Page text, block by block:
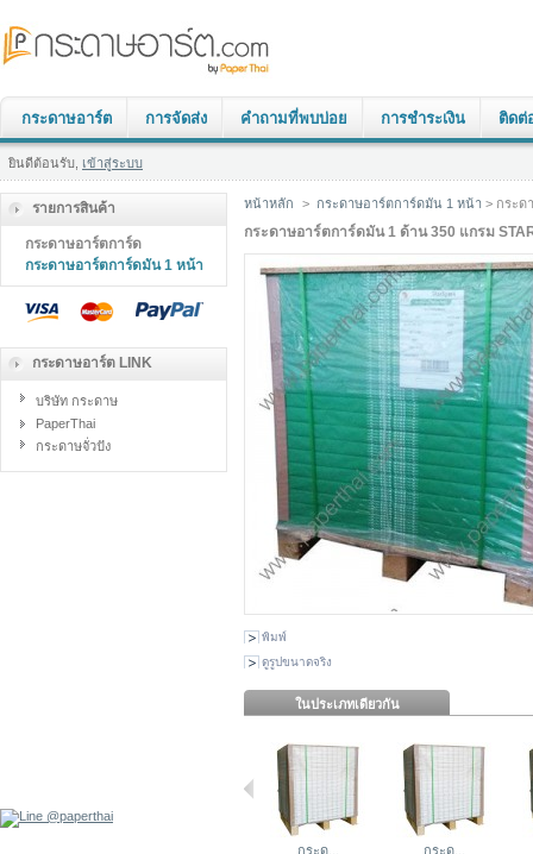
กระดาษอาร์ต การจัดส่ง คำถามที่พบบ่อย การชำระเงิน ติดต่
ยินดีต้อนรับ, เข้าสู่ระบบ
รายการสินค้า
กระดาษอาร์ตการ์ด
กระดาษอาร์ตการ์ดมัน 1 หน้า
กระดาษอาร์ต LINK
บริษัท กระดาษ
PaperThai
กระดาษจั่วปัง
หน้าหลัก > กระดาษอาร์ตการ์ดมัน 1 หน้า > กระด
กระดาษอาร์ตการ์ดมัน 1 ด้าน 350 แกรม
พิมพ์
ดูรูปขนาดจริง
ในประเภทเดียวกัน
กระด... กระด...